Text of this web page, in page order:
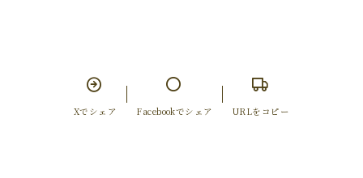
Xでシェア Facebookでシェア URLをコピー